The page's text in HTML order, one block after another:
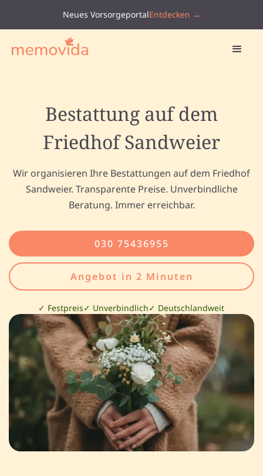
Neues VorsorgeportalEntdecken →
Bestattung auf dem
Friedhof Sandweier
Wir organisieren Ihre Bestattungen auf dem Friedhof
Sandweier. Transparente Preise. Unverbindliche
Beratung. Immer erreichbar.
030 75436955
Angebot in 2 Minuten
✓ Festpreis✓ Unverbindlich✓ Deutschlandweit